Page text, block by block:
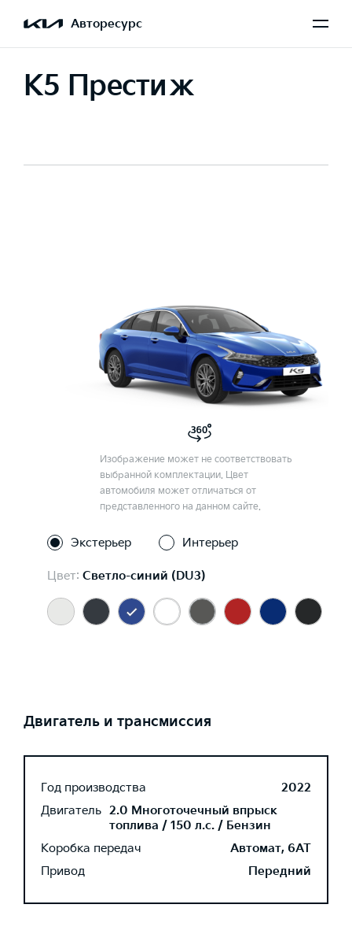
Авторесурс
K5 Престиж
Изображение может не соответствовать
выбранной комплектации. Цвет
автомобиля может отличаться от
представленного на данном сайте.
Экстерьер Интерьер
Цвет: Светло-синий (DU3)
Двигатель и трансмиссия
Год производства
2022
Двигатель 2.0 Многоточечный впрыск
топлива / 150 л.с. / Бензин
Коробка передач
Автомат, 6AT
Привод
Передний